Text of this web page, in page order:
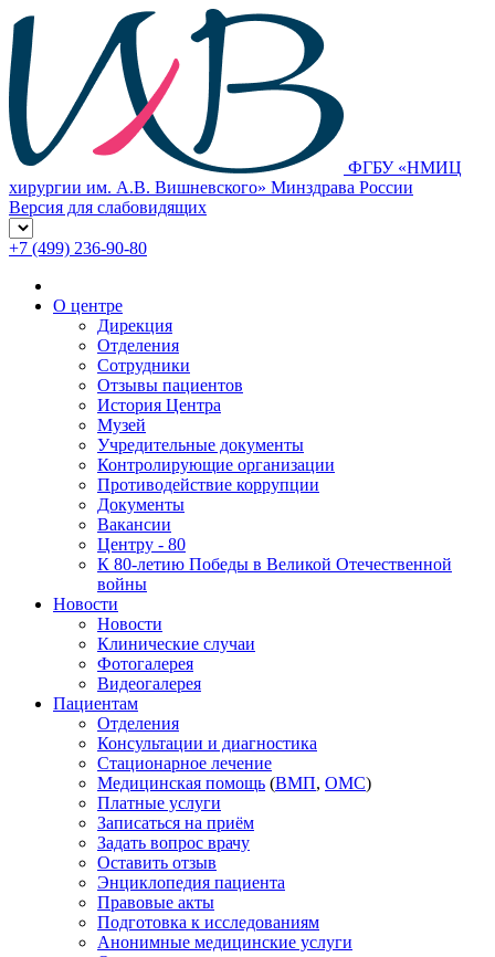
ФГБУ «НМИЦ
хирургии им. А.В. Вишневского» Минздрава России
Версия для слабовидящих
+7 (499) 236-90-80
О центре
Дирекция
Отделения
Сотрудники
Отзывы пациентов
История Центра
Музей
Учредительные документы
Контролирующие организации
Противодействие коррупции
Документы
Вакансии
Центру - 80
К 80-летию Победы в Великой Отечественной
войны
Новости
Новости
Клинические случаи
Фотогалерея
Видеогалерея
Пациентам
Отделения
Консультации и диагностика
Стационарное лечение
Медицинская помощь (ВМП, ОМС)
Платные услуги
Записаться на приём
Задать вопрос врачу
Оставить отзыв
Энциклопедия пациента
Правовые акты
Подготовка к исследованиям
Анонимные медицинские услуги